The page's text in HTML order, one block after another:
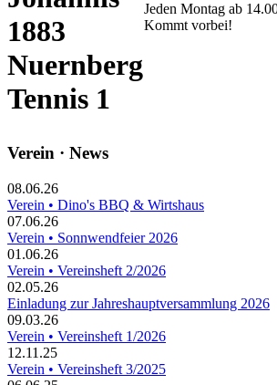
Jeden Montag ab
Kommt vorbei!
Verein · News
08.06.26
Verein • Dino's BBQ & Wirtshaus
07.06.26
Verein • Sonnwendfeier 2026
01.06.26
Verein • Vereinsheft 2/2026
02.05.26
Einladung zur Jahreshauptversammlung 2026
09.03.26
Verein • Vereinsheft 1/2026
12.11.25
Verein • Vereinsheft 3/2025